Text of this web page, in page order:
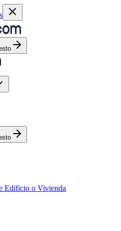
Edificio o Vivienda